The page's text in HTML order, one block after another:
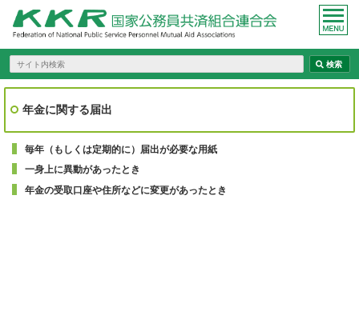
年金に関する届出
毎年（もしくは定期的に）届出が必要な用紙
一身上に異動があったとき
年金の受取口座や住所などに変更があったとき